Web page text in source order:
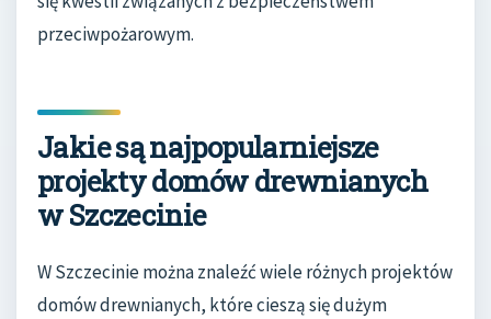
przeciwpożarowym.
Jakie są najpopularniejsze
projekty domów drewnianych
w Szczecinie
W Szczecinie można znaleźć wiele różnych projektów
domów drewnianych, które cieszą się dużym